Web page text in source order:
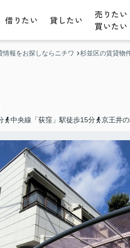
借りたい 貸したい
売りたい
買いたい
報をお探しならニチワ 杉並区の賃貸物
中央線「荻窪」駅徒歩15分 京王井